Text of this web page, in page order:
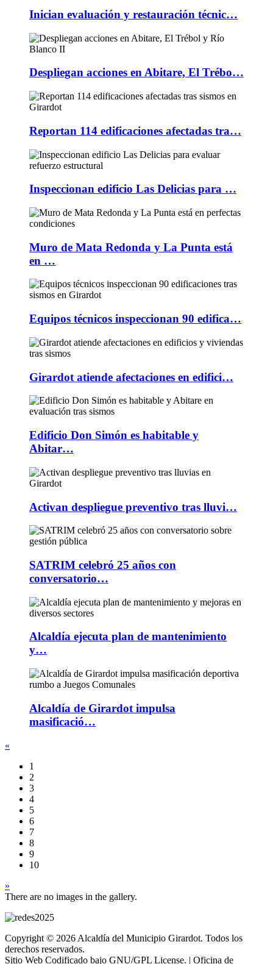
Inician evaluación y restauración técnic…
Despliegan acciones en Abitare, El Trébo…
Reportan 114 edificaciones afectadas tra…
Inspeccionan edificio Las Delicias para …
Muro de Mata Redonda y La Punta está
en …
Equipos técnicos inspeccionan 90 edifica…
Girardot atiende afectaciones en edifici…
Edificio Don Simón es habitable y
Abitar…
Activan despliegue preventivo tras lluvi…
SATRIM celebró 25 años con
conversatorio…
Alcaldía ejecuta plan de mantenimiento
y…
Alcaldía de Girardot impulsa
masificació…
«
1
2
3
4
5
6
7
8
9
10
»
There are no images in the gallery.
Copyright © 2026 Alcaldía del Municipio Girardot. Todos los
derechos reservados.
Sitio Web Codificado bajo GNU/GPL License. | Oficina de